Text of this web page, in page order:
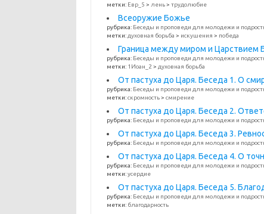
метки: Евр_5 > лень> трудолюбие
Всеоружие Божье
рубрика: Беседы и проповеди для молодежи и
метки: духовная борьба > искушения > победа
Граница между миром и Царствием
рубрика: Беседы и проповеди для молодежи и
метки: 1Иоан_2 > духовная борьба
От пастуха до Царя. Беседа 1. О
рубрика: Беседы и проповеди для молодежи и
метки:скромность> смирение
От пастуха до Царя. Беседа 2.
рубрика: Беседы и проповеди для молодежи и
От пастуха до Царя. Беседа 3.
рубрика: Беседы и проповеди для молодежи и
От пастуха до Царя. Беседа 4. О
рубрика: Беседы и проповеди для молодежи и
метки:усердие
От пастуха до Царя. Беседа 5.
рубрика: Беседы и проповеди для молодежи и
метки: благодарность